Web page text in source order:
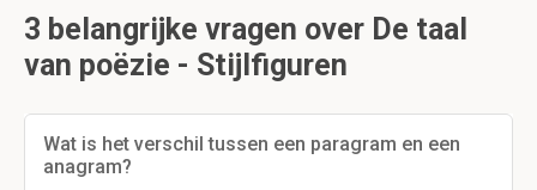
3 belangrijke vragen over De taal
van poëzie - Stijlfiguren
Wat is het verschil tussen een paragram en een
anagram?